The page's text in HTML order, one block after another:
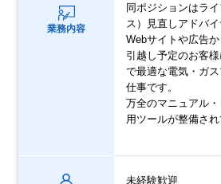
業務内容
同ポジションはラ
ス）見直しアドバ
Webサイトや広告
引越し予定のお客
で最適な電気・ガ
仕事です。
万全のマニュアル
用ツールが整備さ
未経験歓迎